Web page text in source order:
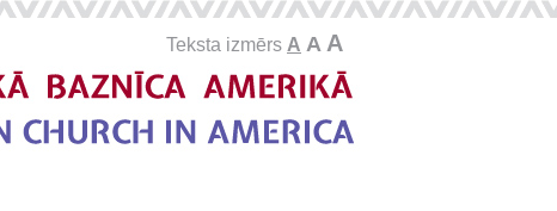
Teksta izmērs A A A